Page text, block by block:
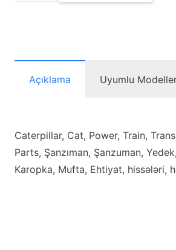
Açıklama Uyumlu
Caterpillar, Cat, Power, Train,
Parts, Şanzıman, Şanzuman,
Karopka, Mufta, Ehtiyat, hissələri,